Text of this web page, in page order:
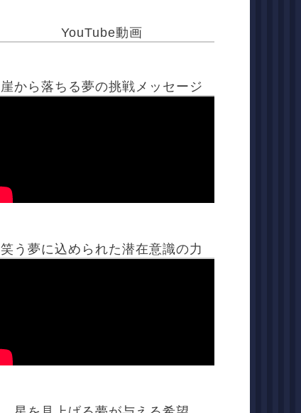
YouTube動画
崖から落ちる夢の挑戦メッセージ
笑う夢に込められた潜在意識の力